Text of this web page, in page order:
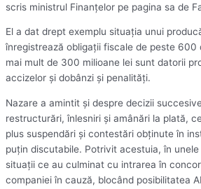
scris ministrul Finanţelor pe pagina sa de
El a dat drept exemplu situaţia unui
înregistrează obligaţii fiscale de peste 600
mai mult de 300 milioane lei sunt datorii
accizelor şi dobânzi şi penalităţi.
Nazare a amintit şi despre decizii
restructurări, înlesniri şi amânări la plată,
plus suspendări şi contestări obţinute în
puţin discutabile. Potrivit acestuia, în
situaţii ce au culminat cu intrarea în
companiei în cauză, blocând posibilitatea